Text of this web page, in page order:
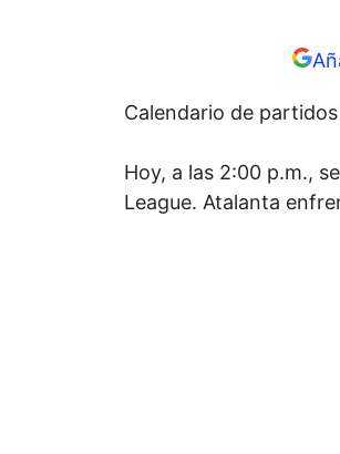
Calendario de
Hoy, a las 2:00 p.m.,
League. Atalanta